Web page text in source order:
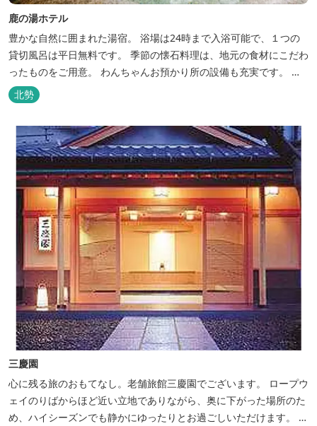
鹿の湯ホテル
豊かな自然に囲まれた湯宿。 浴場は24時まで入浴可能で、１つの
貸切風呂は平日無料です。 季節の懐石料理は、地元の食材にこだわ
ったものをご用意。 わんちゃんお預かり所の設備も充実です。 女
将手作りのお酢とカモシカソフトが人気です。 お食事処と大浴場の
脱衣所に最新の高機能換気設備を導入いたしました。
北勢
三慶園
心に残る旅のおもてなし。老舗旅館三慶園でございます。 ロープウ
ェイのりばからほど近い立地でありながら、奥に下がった場所のた
め、ハイシーズンでも静かにゆったりとお過ごしいただけます。 自